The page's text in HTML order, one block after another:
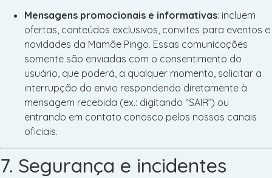
Mensagens promocionais e informativas: incluem
ofertas, conteúdos exclusivos, convites para eventos e
novidades da Mamãe Pingo. Essas comunicações
somente são enviadas com o consentimento do
usuário, que poderá, a qualquer momento, solicitar a
interrupção do envio respondendo diretamente à
mensagem recebida (ex.: digitando “SAIR”) ou
entrando em contato conosco pelos nossos canais
oficiais.
7. Segurança e incidentes